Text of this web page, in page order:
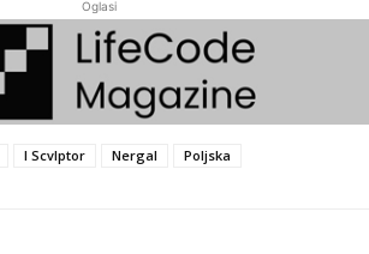
Oglasi
I Scvlptor Nergal Poljska